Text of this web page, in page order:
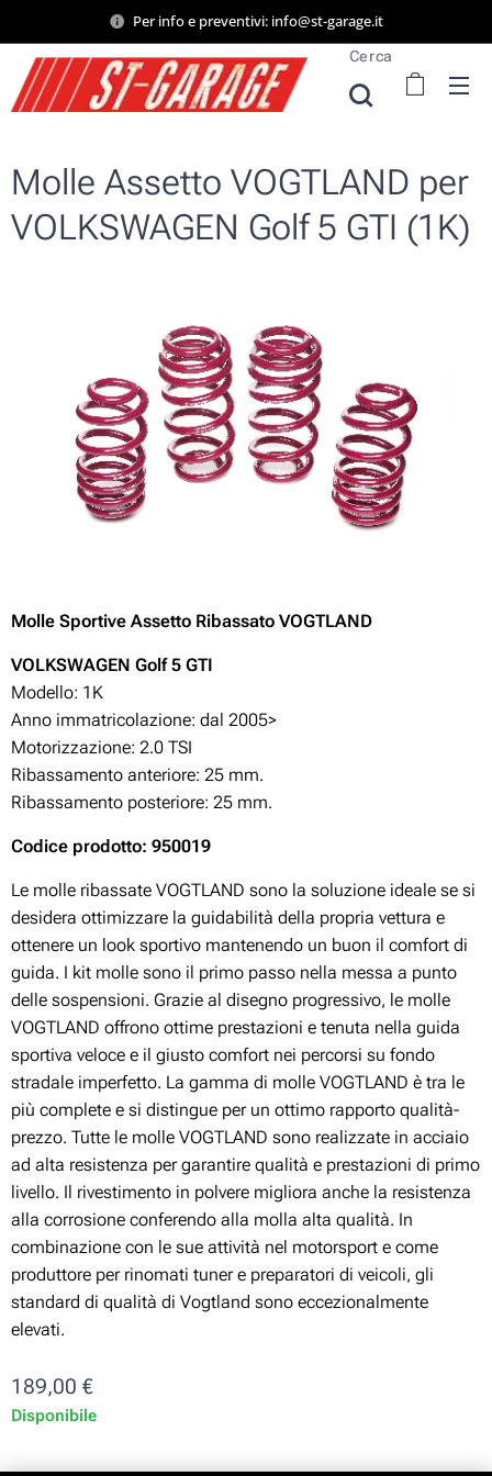
Per info e preventivi: info@st-garage.it
Cerca
Molle Assetto VOGTLAND per
VOLKSWAGEN Golf 5 GTI (1K)
Molle Sportive Assetto Ribassato VOGTLAND
VOLKSWAGEN Golf 5 GTI
Modello: 1K
Anno immatricolazione: dal 2005>
Motorizzazione: 2.0 TSI
Ribassamento anteriore: 25 mm.
Ribassamento posteriore: 25 mm.
Codice prodotto: 950019
Le molle ribassate VOGTLAND sono la soluzione ideale se si
desidera ottimizzare la guidabilità della propria vettura e
ottenere un look sportivo mantenendo un buon il comfort di
guida. I kit molle sono il primo passo nella messa a punto
delle sospensioni. Grazie al disegno progressivo, le molle
VOGTLAND offrono ottime prestazioni e tenuta nella guida
sportiva veloce e il giusto comfort nei percorsi su fondo
stradale imperfetto. La gamma di molle VOGTLAND è tra le
più complete e si distingue per un ottimo rapporto qualità-
prezzo. Tutte le molle VOGTLAND sono realizzate in acciaio
ad alta resistenza per garantire qualità e prestazioni di primo
livello. Il rivestimento in polvere migliora anche la resistenza
alla corrosione conferendo alla molla alta qualità. In
combinazione con le sue attività nel motorsport e come
produttore per rinomati tuner e preparatori di veicoli, gli
standard di qualità di Vogtland sono eccezionalmente
elevati.
189,00 €
Disponibile